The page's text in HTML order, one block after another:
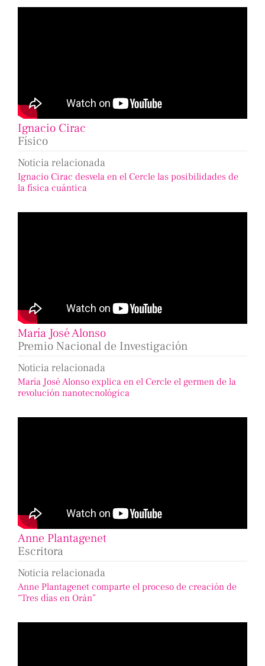
Ignacio Cirac
Físico
Noticia relacionada
Ignacio Cirac desvela en el Cercle las posibilidades de
la física cuántica
María José Alonso
Premio Nacional de Investigación
Noticia relacionada
María José Alonso explica en el Cercle el germen de la
revolución nanotecnológica
Anne Plantagenet
Escritora
Noticia relacionada
Anne Plantagenet comparte el proceso de creación de
“Tres días en Orán”